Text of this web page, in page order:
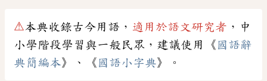
⚠本典收錄古今用語， 適用於語文研究者 ，中
小學階段學習與一般民眾，建議使用《 國語辭
典簡編本》、《 國語小字典》。